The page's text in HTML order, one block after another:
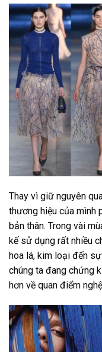
Thay vì giữ nguyên
thương hiệu của mình
bản thân. Trong vài
kế sử dụng rất nhiều
hoa lá, kim loại đến
chúng ta đang chứng
hơn về quan điểm